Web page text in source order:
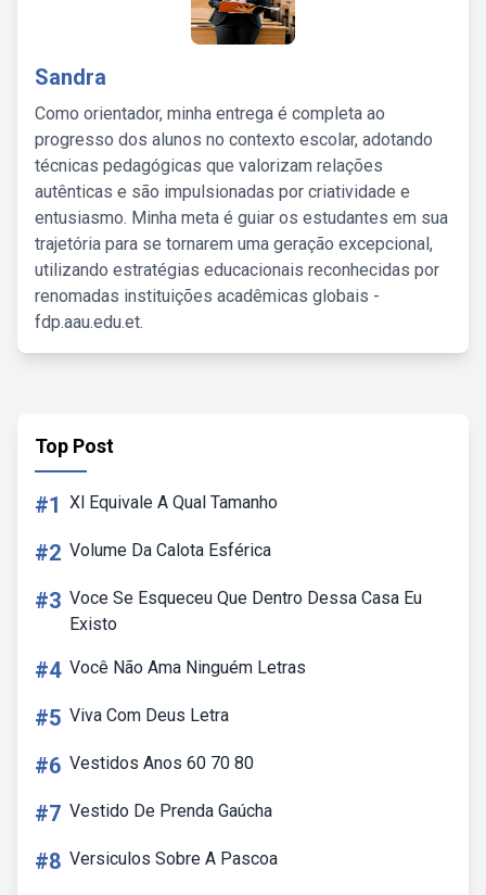
Sandra
Como orientador, minha entrega é completa ao
progresso dos alunos no contexto escolar, adotando
técnicas pedagógicas que valorizam relações
autênticas e são impulsionadas por criatividade e
entusiasmo. Minha meta é guiar os estudantes em sua
trajetória para se tornarem uma geração excepcional,
utilizando estratégias educacionais reconhecidas por
renomadas instituições acadêmicas globais -
fdp.aau.edu.et.
Top Post
#1 Xl Equivale A Qual Tamanho
#2 Volume Da Calota Esférica
#3 Voce Se Esqueceu Que Dentro Dessa Casa Eu
Existo
#4 Você Não Ama Ninguém Letras
#5 Viva Com Deus Letra
#6 Vestidos Anos 60 70 80
#7 Vestido De Prenda Gaúcha
#8 Versiculos Sobre A Pascoa